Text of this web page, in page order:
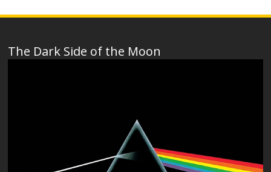
The Dark Side of the Moon